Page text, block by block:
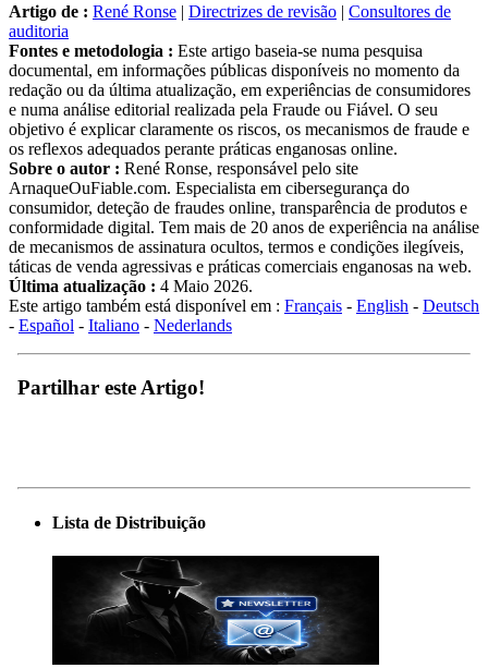
auditoria
Fontes e metodologia :
documental, em informações públicas disponíveis no momento da
redação ou da última atualização, em experiências de consumidores
e numa análise editorial realizada pela Fraude ou Fiável. O seu
objetivo é explicar claramente os riscos, os mecanismos de fraude e
os reflexos adequados perante práticas enganosas online.
Sobre o autor :René Ronse, responsável pelo site
ArnaqueOuFiable.com. Especialista em cibersegurança do
consumidor, deteção de fraudes online, transparência de produtos e
conformidade digital. Tem mais de 20 anos de experiência na análise
de mecanismos de assinatura ocultos, termos e condições ilegíveis,
táticas de venda agressivas e práticas comerciais enganosas na web.
Última atualização :4 Maio 2026.
Este artigo também está disponível em :
-Español-Italiano-Nederlands